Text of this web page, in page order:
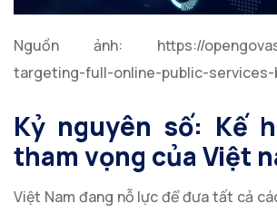
Nguồn ảnh: https://
targeting-full-online-public-services-
Kỷ nguyên số: Kế
tham vọng của Việt
Việt Nam đang nỗ lực để đưa tất cả